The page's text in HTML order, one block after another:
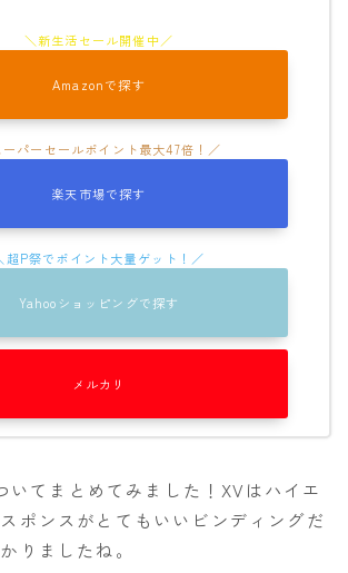
Amazonで探す
楽天市場で探す
Yahooショッピングで探す
メルカリ
いてまとめてみました！XVはハイエ
ポンスがとてもいいビンディングだ
りましたね。